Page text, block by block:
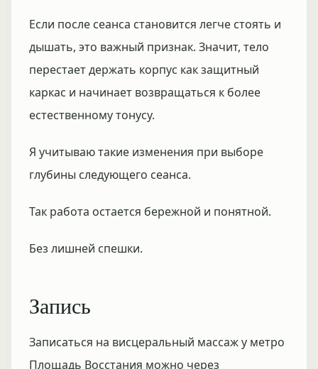
Если после сеанса становится легче стоять и
дышать, это важный признак. Значит, тело
перестает держать корпус как защитный
каркас и начинает возвращаться к более
естественному тонусу.
Я учитываю такие изменения при выборе
глубины следующего сеанса.
Так работа остается бережной и понятной.
Без лишней спешки.
Запись
Записаться на висцеральный массаж у метро
Площадь Восстания можно через